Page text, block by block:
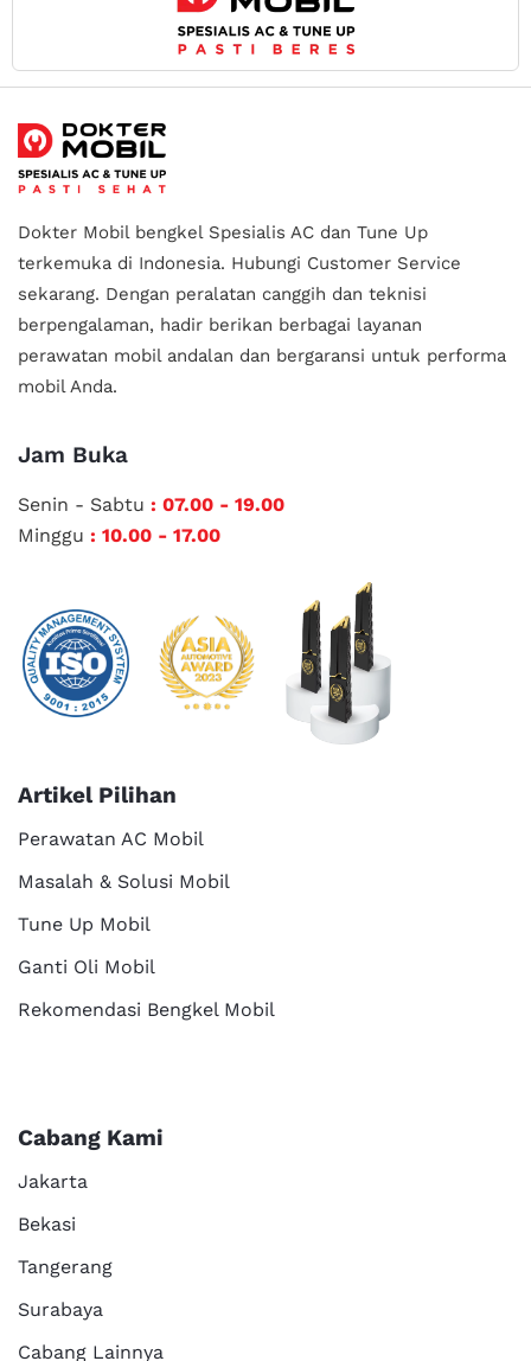
Dokter Mobil bengkel Spesialis AC dan Tune Up
terkemuka di Indonesia. Hubungi Customer Service
sekarang. Dengan peralatan canggih dan teknisi
berpengalaman, hadir berikan berbagai layanan
perawatan mobil andalan dan bergaransi untuk performa
mobil Anda.
Jam Buka
Senin - Sabtu : 07.00 - 19.00
Minggu : 10.00 - 17.00
Artikel Pilihan
Perawatan AC Mobil
Masalah & Solusi Mobil
Tune Up Mobil
Ganti Oli Mobil
Rekomendasi Bengkel Mobil
Cabang Kami
Jakarta
Bekasi
Tangerang
Surabaya
Cabang Lainnya